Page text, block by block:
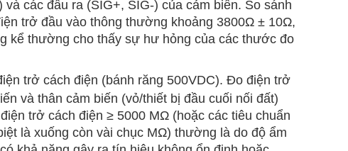
các đầu ra (SIG+, SIG-) của cảm biến. So sánh
trở đầu vào thông thường khoảng 3800Ω ± 10Ω,
kể thường cho thấy sự hư hỏng của các thước đo
trở cách điện (bánh răng 500VDC). Đo điện trở
và thân cảm biến (vỏ/thiết bị đầu cuối nối đất)
trở cách điện ≥ 5000 MΩ (hoặc các tiêu chuẩn
là xuống còn vài chục MΩ) thường là do độ ẩm